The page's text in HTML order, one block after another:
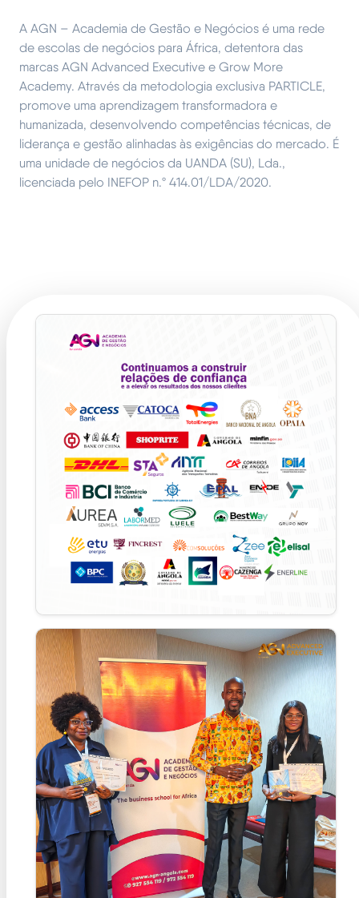
A AGN – Academia de Gestão e Negócios é uma rede
de escolas de negócios para África, detentora das
marcas AGN Advanced Executive e Grow More
Academy. Através da metodologia exclusiva PARTICLE,
promove uma aprendizagem transformadora e
humanizada, desenvolvendo competências técnicas, de
liderança e gestão alinhadas às exigências do mercado. É
uma unidade de negócios da UANDA (SU), Lda.,
licenciada pelo INEFOP n.º 414.01/LDA/2020.